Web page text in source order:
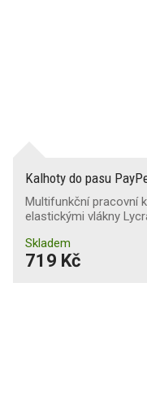
Kalhoty do pasu
Multifunkční pracovní
elastickými vlákny
Skladem
719 Kč